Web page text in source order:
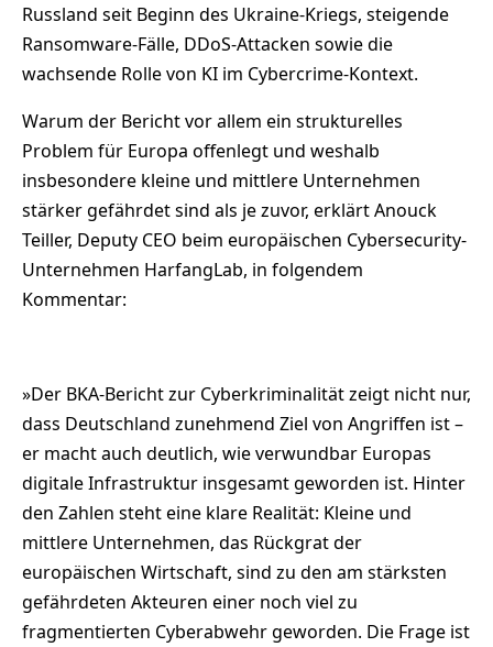
Russland seit Beginn des Ukraine-Kriegs, steigende
Ransomware-Fälle, DDoS-Attacken sowie die
wachsende Rolle von KI im Cybercrime-Kontext.
Warum der Bericht vor allem ein strukturelles
Problem für Europa offenlegt und weshalb
insbesondere kleine und mittlere Unternehmen
stärker gefährdet sind als je zuvor, erklärt Anouck
Teiller, Deputy CEO beim europäischen Cybersecurity-
Unternehmen HarfangLab, in folgendem
Kommentar:
»Der BKA-Bericht zur Cyberkriminalität zeigt nicht nur,
dass Deutschland zunehmend Ziel von Angriffen ist –
er macht auch deutlich, wie verwundbar Europas
digitale Infrastruktur insgesamt geworden ist. Hinter
den Zahlen steht eine klare Realität: Kleine und
mittlere Unternehmen, das Rückgrat der
europäischen Wirtschaft, sind zu den am stärksten
gefährdeten Akteuren einer noch viel zu
fragmentierten Cyberabwehr geworden. Die Frage ist